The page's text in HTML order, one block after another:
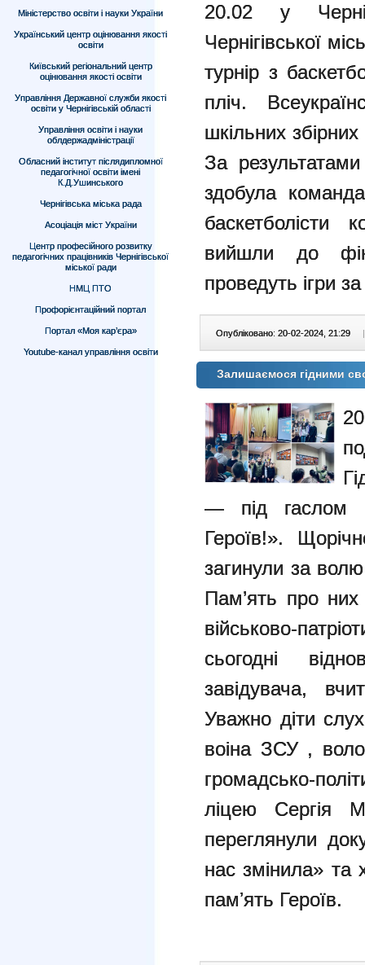
Міністерство освіти і науки України
Український центр оцінювання якості
освіти
Київський регіональний центр
оцінювання якості освіти
Управління Державної служби якості
освіти у Чернігівській області
Управління освіти і науки
облдержадміністрації
Обласний інститут післядипломної
педагогічної освіти імені
К.Д.Ушинського
Чернігівська міська рада
Асоціація міст України
Центр професійного розвитку
педагогічних працівників Чернігівської
міської ради
НМЦ ПТО
Профорієнтаційний портал
Портал «Моя кар’єра»
Youtube-канал управління освіти
20.02 у
Чернігівської
турнір з
пліч.
шкільних
За
здобула
вийшли до
проведуть ігри за
Опубліковано: 20-02-2024, 21:29 |
Залишаємося гідними
— під гаслом
Героїв!».
загинули за
Пам’ять про них
військово-
сьогодні
завідувача,
Уважно діти
воіна ЗСУ ,
громадсько-
ліцею Сергія
переглянули
нас змінила»
памʼять Героїв.